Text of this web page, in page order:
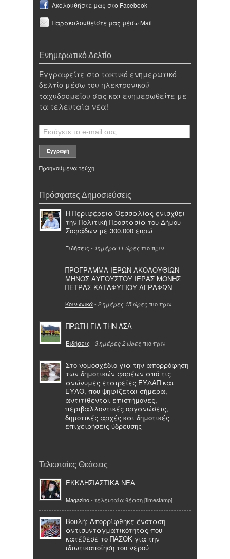
Ακολουθήστε μας στο Facebook
Παρακολουθείστε μας μέσω Mail
Ενημερωτικό Δελτίο
Εγγραφείτε στο τακτικό ενημερωτικό
δελτίο μέσω του ηλεκτρονικού
ταχυδρομείου σας και ενημερωθείτε με
τα τελευταία νέα!
Προηγούμενα τεύχη
Πρόσφατες Δημοσιεύσεις
Η Περιφέρεια Θεσσαλίας ενισχύει
την Πολιτική Προστασία του Δήμου
Σοφάδων με 300.000 ευρώ
Ειδήσεις - 1ημέρα 11 ώρες πιο πριν
ΠΡΟΓΡΑΜΜΑ ΙΕΡΩΝ ΑΚΟΛΟΥΘΙΩΝ
ΜΗΝΟΣ ΑΥΓΟΥΣΤΟΥ ΙΕΡΑΣ ΜΟΝΗΣ
ΠΕΤΡΑΣ ΚΑΤΑΦΥΓΙΟΥ ΑΓΡΑΦΩΝ
Κοινωνικά- 2 ημέρες 15 ώρες πιο πριν
ΠΡΩΤΗ ΓΙΑ ΤΗΝ ΑΣΑ
Ειδήσεις - 3 ημέρες 2 ώρες πιο πριν
Στο νομοσχέδιο για την απορρόφηση
των δημοτικών φορέων από τις
ανώνυμες εταιρείες ΕΥΔΑΠ και
ΕΥΑΘ, που ψηφίζεται σήμερα,
αντιτίθενται επιστήμονες,
περιβαλλοντικές οργανώσεις,
δημοτικές αρχές και δημοτικές
επιχειρήσεις ύδρευσης
Τελευταίες Θεάσεις
ΕΚΚΛΗΣΙΑΣΤΙΚΑ ΝΕΑ
Magazino- τελευταία θέαση [timestamp]
Βουλή: Απορρίφθηκε ένσταση
αντισυνταγματικότητας που
κατέθεσε το ΠΑΣΟΚ για την
ιδιωτικοποίηση του νερού